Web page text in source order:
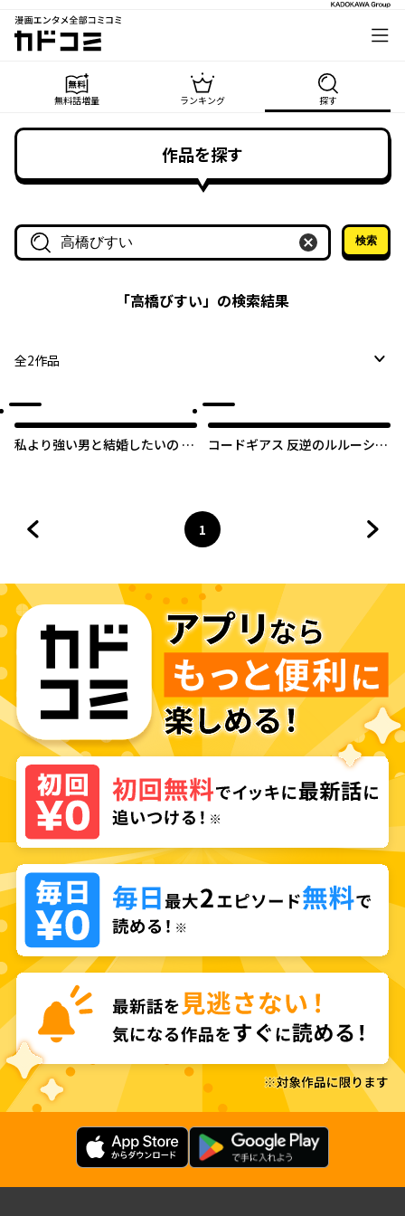
漫画エンタメ全部コミコミ
カドコミ
無料話増量 ランキング 探す
作品を探す
作品名・作家名で探す
検索
「高橋びすい」の検索結果
全2作品
私より強い男と結婚したいの 清
コードギアス 反逆のルルーシュ
ページ
1
へ